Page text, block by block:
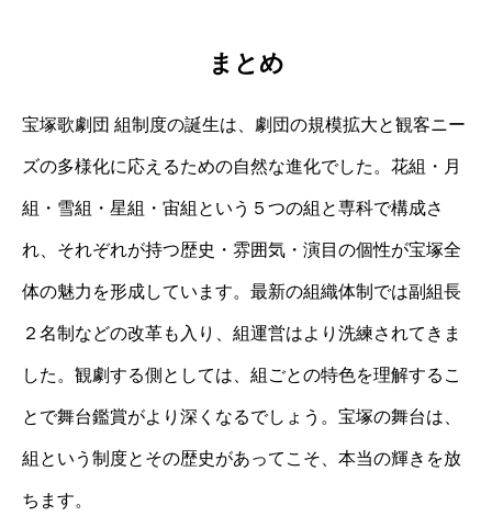
まとめ
宝塚歌劇団 組制度の誕生は、劇団の規模拡大と観客ニー
ズの多様化に応えるための自然な進化でした。花組・月
組・雪組・星組・宙組という５つの組と専科で構成さ
れ、それぞれが持つ歴史・雰囲気・演目の個性が宝塚全
体の魅力を形成しています。最新の組織体制では副組長
２名制などの改革も入り、組運営はより洗練されてきま
した。観劇する側としては、組ごとの特色を理解するこ
とで舞台鑑賞がより深くなるでしょう。宝塚の舞台は、
組という制度とその歴史があってこそ、本当の輝きを放
ちます。